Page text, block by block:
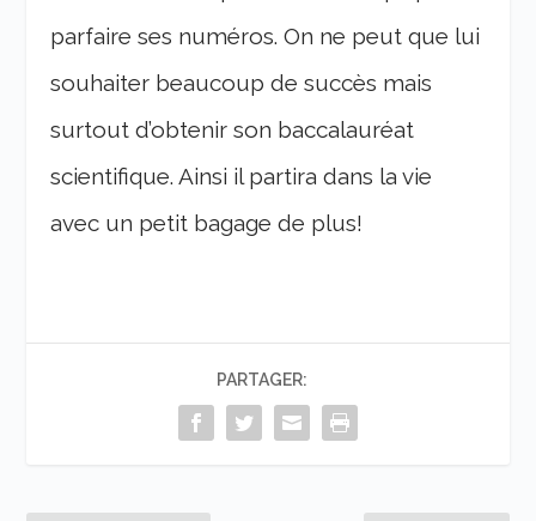
parfaire ses numéros. On ne peut que lui
souhaiter beaucoup de succès mais
surtout d’obtenir son baccalauréat
scientifique. Ainsi il partira dans la vie
avec un petit bagage de plus!
PARTAGER: